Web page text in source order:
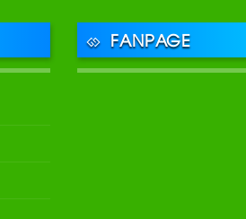
FANPAGE